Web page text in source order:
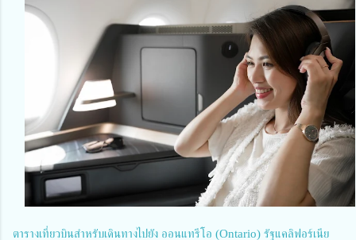
ตารางเที่ยวบินสำหรับเดินทางไปยัง ออนแทรีโอ (Ontario) รัฐแคลิฟอร์เนีย